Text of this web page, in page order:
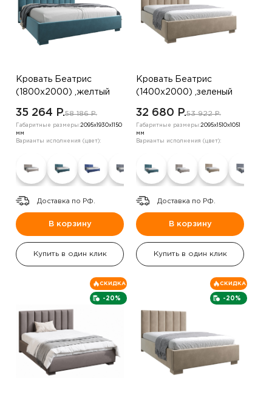
Кровать Беатрис
(1800х2000) ,желтый
35 264 P.58 186 P.
Габаритные размеры:2095х1930х1150
мм
Варианты исполнения (цвет):
Доставка по РФ.
В корзину
Купить в один клик
Кровать Беатрис
(1400х2000) ,зеленый
32 680 P.53 922 P.
Габаритные размеры:2095х1510х1051
мм
Варианты исполнения (цвет):
Доставка по РФ.
В корзину
Купить в один клик
-20%
СКИДКА
-20%
СКИДКА